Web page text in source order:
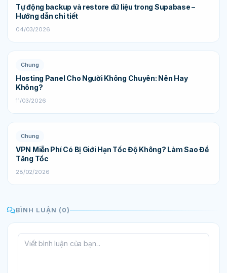
Tự động backup và restore dữ liệu trong Supabase –
Hướng dẫn chi tiết
04/03/2026
Chung
Hosting Panel Cho Người Không Chuyên: Nên Hay
Không?
11/03/2026
Chung
VPN Miễn Phí Có Bị Giới Hạn Tốc Độ Không? Làm Sao Để
Tăng Tốc
28/02/2026
BÌNH LUẬN (0)